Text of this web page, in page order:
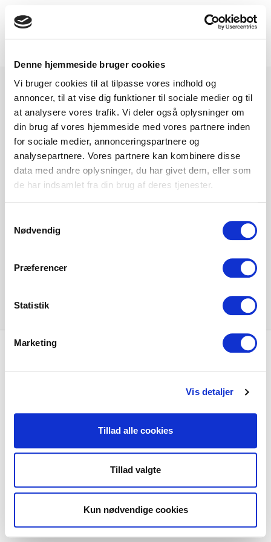
Denne hjemmeside bruger cookies
Vi bruger cookies til at tilpasse vores indhold og
annoncer, til at vise dig funktioner til sociale medier og til
at analysere vores trafik. Vi deler også oplysninger om
din brug af vores hjemmeside med vores partnere inden
for sociale medier, annonceringspartnere og
analysepartnere. Vores partnere kan kombinere disse
data med andre oplysninger, du har givet dem, eller som
de har indsamlet fra din brug af deres tjenester.
Nødvendig
Præferencer
Statistik
Marketing
Vis detaljer
Tillad alle cookies
Tillad valgte
Kun nødvendige cookies
Toggle
navigation
DA EN FR
Under construction
German website coming soon
Einzelhändler